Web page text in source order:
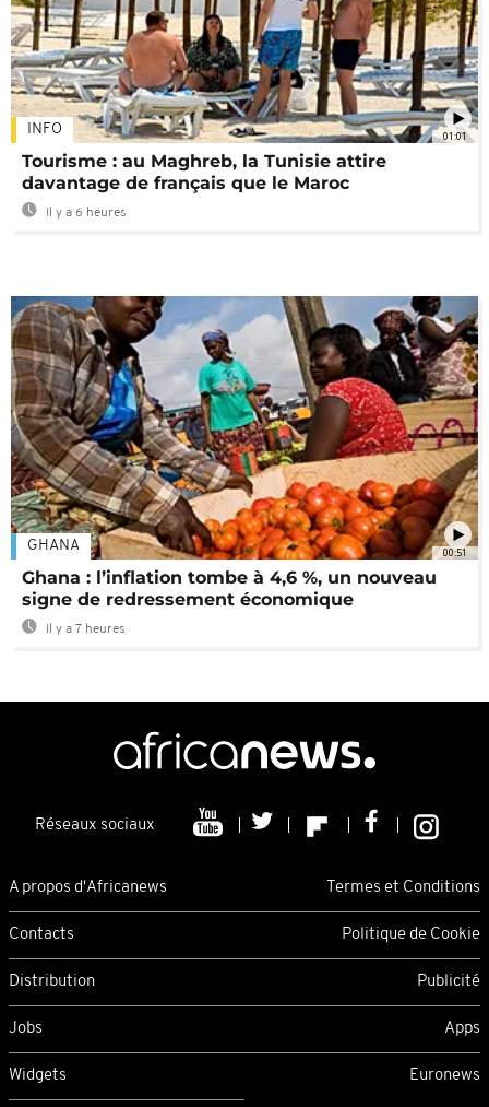
01:01
INFO
Tourisme : au Maghreb, la Tunisie attire
davantage de français que le Maroc
Il y a 6 heures
00:51
GHANA
Ghana : l’inflation tombe à 4,6 %, un nouveau
signe de redressement économique
Il y a 7 heures
Réseaux sociaux
A propos d'Africanews Termes et Conditions
Contacts Politique de Cookie
Distribution Publicité
Jobs Apps
Widgets Euronews